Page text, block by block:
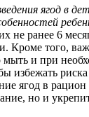
ягод в
не ранее 6
Кроме того,
мыть и при
избежать
ягод в
но и